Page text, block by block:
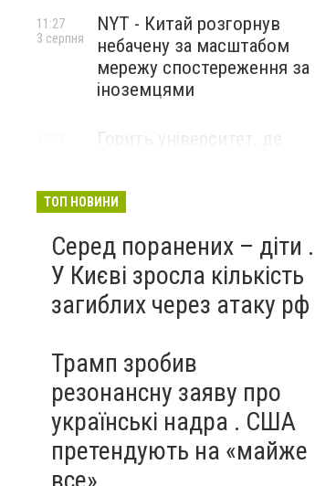
NYT - Китай розгорнув
небачену за масштабом
мережу спостереження за
іноземцями
11:27
3 серпня
Горить університет, де
ТОП НОВИНИ
Серед поранених – діти .
У Києві зросла кількість
загиблих через атаку рф
Трамп зробив
резонансну заяву про
українські надра . США
претендують на «майже